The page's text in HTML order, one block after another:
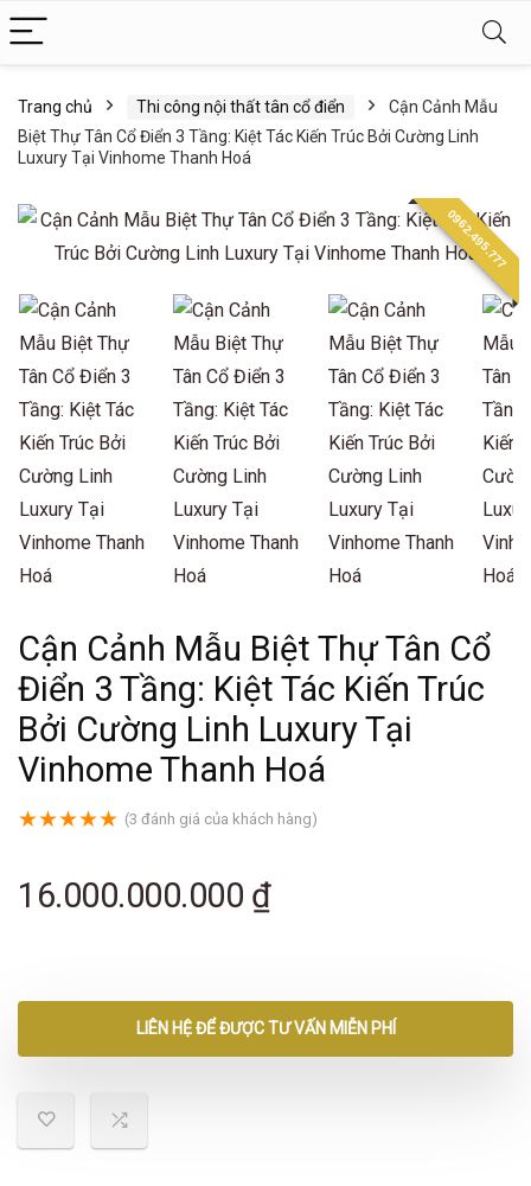
Trang chủ Thi công nội thất tân cổ điển
Cận Cảnh Mẫu
Biệt Thự Tân Cổ Điển 3 Tầng: Kiệt Tác Kiến Trúc Bởi Cường Linh
Luxury Tại Vinhome Thanh Hoá
0962.495.777
Cận Cảnh Mẫu Biệt Thự Tân Cổ
Điển 3 Tầng: Kiệt Tác Kiến Trúc
Bởi Cường Linh Luxury Tại
Vinhome Thanh Hoá
★★★★★ (3 đánh giá của khách hàng)
16.000.000.000 ₫
LIÊN HỆ ĐỂ ĐƯỢC TƯ VẤN MIỄN PHÍ